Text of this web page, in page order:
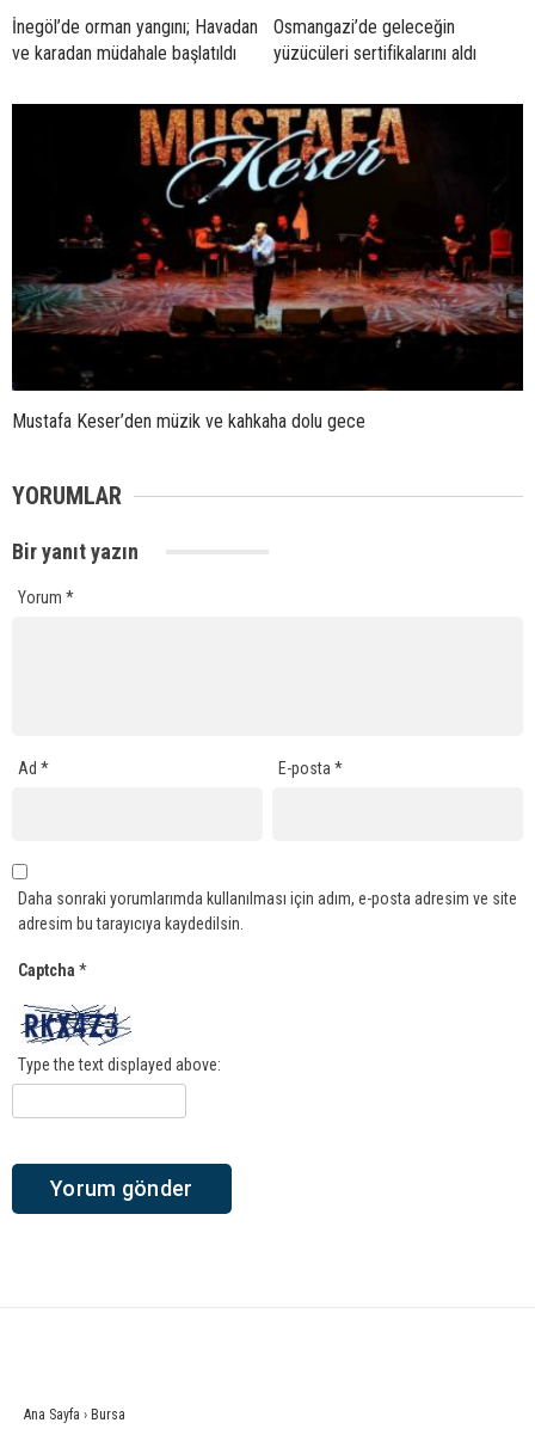
İnegöl’de orman yangını; Havadan
ve karadan müdahale başlatıldı
Osmangazi’de geleceğin
yüzücüleri sertifikalarını aldı
Mustafa Keser’den müzik ve kahkaha dolu gece
YORUMLAR
Bir yanıt yazın
Yorum *
Ad * E-posta*
Daha sonraki yorumlarımda kullanılması için adım, e-posta adresim ve site
adresim bu tarayıcıya kaydedilsin.
Captcha *
Type the text displayed above:
Ana Sayfa › Bursa